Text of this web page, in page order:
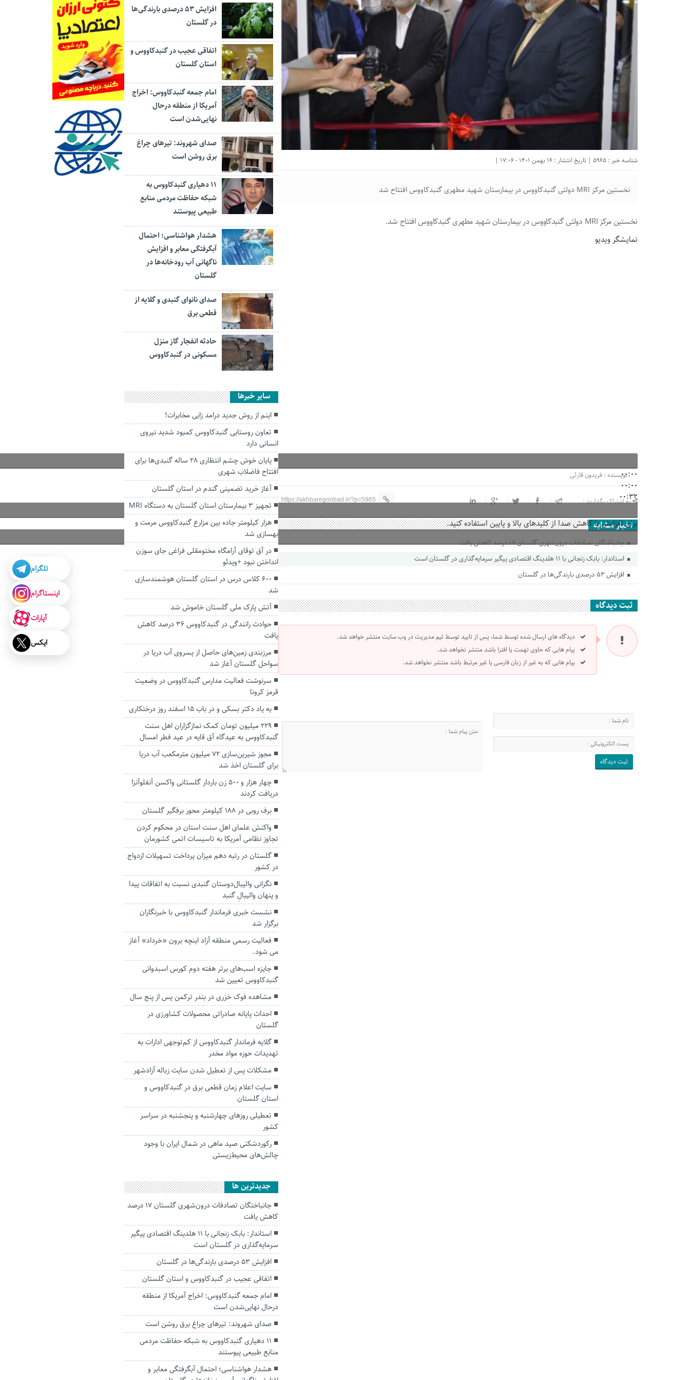
شناسه خبر : 5965 | تاریخ انتشار : 16 بهمن 1401 - 17:06 |
نخستین مرکز MRI دولتی گنبدکاووس در بیمارستان شهید مطهری گنبدکاووس افتتاح شد
نخستین مرکز MRI دولتی گنبدکاووس در بیمارستان شهید مطهری گنبدکاووس افتتاح شد.
نمایشگر ویدیو
00:00
00:00
00:32
برای افزایش یا کاهش صدا از کلیدهای بالا و پایین استفاده کنید.
نویسنده : فریدون قارئی
به اشتراک بگذارید : https://akhbaregonbad.ir/?p=5965
اخبار مشابه
جانباختگان تصادفات درون‌شهری گلستان ۱۷ درصد کاهش یافت
استاندار: بابک زنجانی با ۱۱ هلدینگ اقتصادی پیگیر سرمایه‌گذاری در گلستان است
افزایش ۵۳ درصدی بارندگی‌ها در گلستان
ثبت دیدگاه
دیدگاه های ارسال شده توسط شما، پس از تایید توسط تیم مدیریت در وب سایت منتشر خواهد شد.
پیام هایی که حاوی تهمت یا افترا باشد منتشر نخواهد شد.
پیام هایی که به غیر از زبان فارسی یا غیر مرتبط باشد منتشر نخواهد شد.
افزایش ۵۳ درصدی بارندگی‌ها
در گلستان
اتفاقی عجیب در‌ گنبدکاووس و
استان گلستان
امام جمعه گنبدکاووس: اخراج
آمریکا از منطقه درحال
نهایی‌شدن است
صدای شهروند: تیرهای چراغ
برق روشن است
۱۱ دهیاری گنبدکاووس به
شبکه حفاظت مردمی منابع
طبیعی پیوستند
هشدار هواشناسی؛ احتمال
آبگرفتگی معابر و افزایش
ناگهانی آب رودخانه‌ها در
گلستان
صدای نانوای گنبدی و گلایه از
قطعی برق
حادثه انفجار گاز منزل
مسکونی در گنبدکاووس
سایر خبرها
اینم از روش جدید درامد زایی مخابرات!
تعاون روستایی گنبدکاووس کمبود شدید نیروی
انسانی دارد
پایان خوش چشم انتظاری ۲۸ ساله گنبدی‌ها برای
افتتاح فاضلاب شهری
آغاز خرید تضمینی گندم در استان گلستان
تجهیز ۳ بیمارستان استان گلستان به دستگاه MRI
هزار کیلومتر جاده‌ بین مزارع گنبدکاووس مرمت و
بهسازی شد
در آق توقای آرامگاه مختومقلی فراغی جای سوزن
انداختن نبود +ویدئو
۶۰۰ کلاس درس در استان گلستان هوشمندسازی
شد
آتش پارک ملی گلستان خاموش شد
حوادث رانندگی در گنبدکاووس ۳۶ درصد کاهش
یافت
مرزبندی زمین‌های حاصل از پسروی آب دریا در
سواحل گلستان آغاز شد
سرنوشت فعالیت مدارس گنبدکاووس در وضعیت
قرمز کرونا
به یاد دکتر بسکی و در باب ۱۵ اسفند روز درختکاری
229 میلیون تومان کمک نمازگزاران اهل سنت
گنبدکاووس به عیدگاه آق قایه در عید فطر امسال
مجوز شیرین‌سازی ۷۲ میلیون مترمکعب آب دریا
برای گلستان اخذ شد
چهار هزار و ۵۰۰ زن باردار گلستانی واکسن آنفلوآنزا
دریافت کردند
برف روبی در ۱۸۸ کیلومتر محور برفگیر گلستان
واکنش علمای اهل سنت استان در محکوم‌ کردن
تجاوز نظامی آمریکا به تاسیسات اتمی کشورمان
گلستان در رتبه دهم میزان پرداخت تسهیلات ازدواج
در کشور
نگرانی والیبال‌دوستان گنبدی نسبت به اتفاقات‌ پیدا
و پنهان والیبالِ گنبد
نشست خبری فرماندار گنبدکاووس با خبرنگاران
برگزار شد
فعالیت رسمی منطقه آزاد اینچه برون «خرداد» آغاز
می شود.
جایزه اسب‌های برتر هفته دوم کورس اسبدوانی
گنبدکاووس تعیین شد
مشاهده فوک خزری در بندر ترکمن پس از پنج سال
احداث پایانه صادراتی محصولات کشاورزی در
گلستان
گلایه فرماندار گنبدکاووس از کم‌توجهی ادارات به
تهدیدات حوزه مواد مخدر
مشکلات پس از تعطیل شدن سایت زباله آزادشهر
سایت اعلام زمان قطعی برق در‌ گنبدکاووس و
استان گلستان
تعطیلی روزهای چهارشنبه و پنجشنبه در سراسر
کشور
رکوردشکنی صید ماهی در شمال ایران با وجود
چالش‌های محیط‌زیستی
جديدترين ها
جانباختگان تصادفات درون‌شهری گلستان ۱۷ درصد
کاهش یافت
استاندار: بابک زنجانی با ۱۱ هلدینگ اقتصادی پیگیر
سرمایه‌گذاری در گلستان است
افزایش ۵۳ درصدی بارندگی‌ها در گلستان
اتفاقی عجیب در‌ گنبدکاووس و استان گلستان
امام جمعه گنبدکاووس: اخراج آمریکا از منطقه
درحال نهایی‌شدن است
صدای شهروند: تیرهای چراغ برق روشن است
۱۱ دهیاری گنبدکاووس به شبکه حفاظت مردمی
منابع طبیعی پیوستند
هشدار هواشناسی؛ احتمال آبگرفتگی معابر و
تلگرام
اینستاگرام
آپارات
ایکس